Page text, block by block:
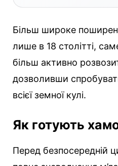
Більш широке
лише в 18 столітті,
більш активно
дозволивши
всієї земної кулі.
Як готують
Перед безпосередній